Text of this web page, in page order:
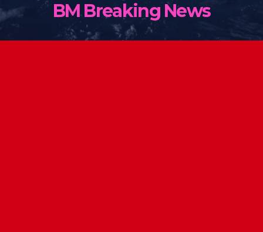
BM Breaking News